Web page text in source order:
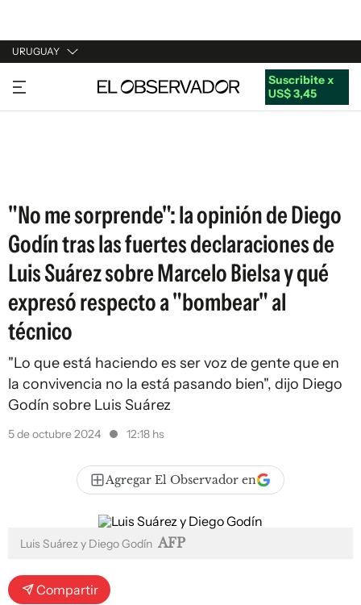
URUGUAY
URUGUAY
ARGENTINA
Suscribite x
US$ 3,45
"No me sorprende": la opinión de Diego
Godín tras las fuertes declaraciones de
Luis Suárez sobre Marcelo Bielsa y qué
expresó respecto a "bombear" al
técnico
"Lo que está haciendo es ser voz de gente que en
la convivencia no la está pasando bien", dijo Diego
Godín sobre Luis Suárez
5 de octubre 2024 12:18 hs
Agregar El Observador en
Luis Suárez y Diego Godín AFP
Compartir